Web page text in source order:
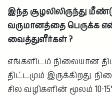
இந்த சூழலிலிருந்து
வருமானத்தை பெருக்க
வைத்துளீர்கள் ?
எங்களிடம் நிலையான
திட்டமும் இருக்கிறது.
சில வழிகளின் மூலம்